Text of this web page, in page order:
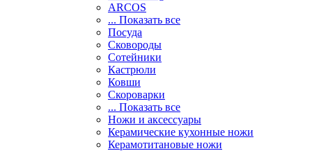
ARCOS
... Показать все
Посуда
Сковороды
Сотейники
Кастрюли
Ковши
Скороварки
... Показать все
Ножи и аксессуары
Керамические кухонные ножи
Керамотитановые ножи